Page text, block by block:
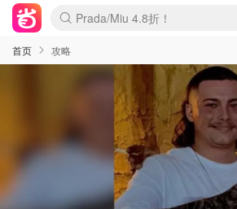
Prada/Miu 4.8折！
首页 攻略